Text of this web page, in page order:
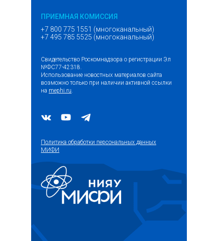
ПРИЕМНАЯ КОМИССИЯ
+7 800 775 1551 (многоканальный)
+7 495 785 5525 (многоканальный)
Свидетельство Роскомнадзора о регистрации Эл
№ФС77-42318.
Использование новостных материалов сайта
возможно только при наличии активной ссылки
на mephi.ru.
Политика обработки персональных данных
МИФИ